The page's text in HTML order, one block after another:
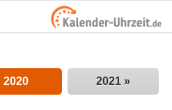
2020 2021 »